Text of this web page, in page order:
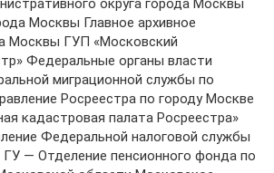
округа города Москвы
Москвы Главное архивное
Москвы ГУП «Московский
Федеральные органы власти
миграционной службы по
Росреестра по городу Москве
кадастровая палата Росреестра»
Федеральной налоговой службы
— Отделение пенсионного фонда по